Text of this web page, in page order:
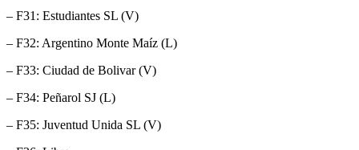
– F31: Estudiantes SL (V)
– F32: Argentino Monte Maíz (L)
– F33: Ciudad de Bolivar (V)
– F34: Peñarol SJ (L)
– F35: Juventud Unida SL (V)